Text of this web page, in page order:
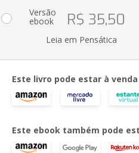
Versão
ebook R$ 35,50
Leia em Pensática
Este livro pode estar à venda
Este ebook também pode